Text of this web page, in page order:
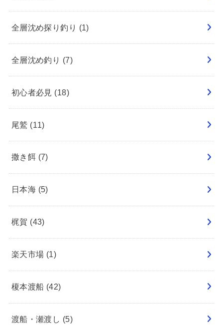
全層沈め探り釣り (1)
全層沈め釣り (7)
初心者必見 (18)
尾鷲 (11)
撒き餌 (7)
日本海 (5)
梶賀 (43)
楽天市場 (1)
榎本渡船 (42)
渡船・瀬渡し (5)